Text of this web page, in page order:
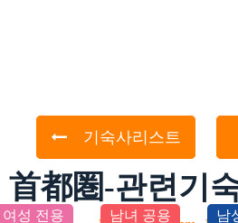
기숙사리스트
首都圏-관련기
여성 전용 남녀 공용 남